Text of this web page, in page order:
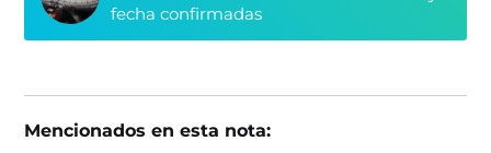
fecha confirmadas
Mencionados en esta nota: